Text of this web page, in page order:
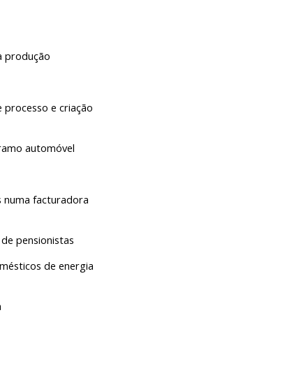
produção
processo e criação
automóvel
numa facturadora
pensionistas
de energia